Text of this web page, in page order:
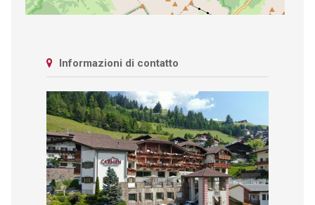
Informazioni di contatto